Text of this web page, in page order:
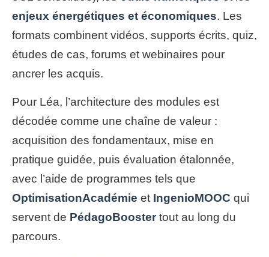
enjeux énergétiques et économiques. Les
formats combinent vidéos, supports écrits, quiz,
études de cas, forums et webinaires pour
ancrer les acquis.
Pour Léa, l’architecture des modules est
décodée comme une chaîne de valeur :
acquisition des fondamentaux, mise en
pratique guidée, puis évaluation étalonnée,
avec l’aide de programmes tels que
OptimisationAcadémie et IngenioMOOC qui
servent de PédagoBoostertout au long du
parcours.